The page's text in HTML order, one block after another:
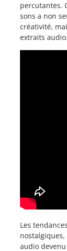
percutantes.
sons a non
créativité,
extraits audio.
Les
audio